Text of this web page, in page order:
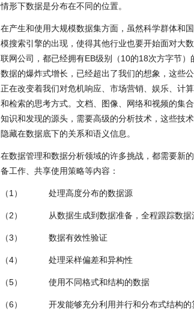
情形下数据是分布在不同的位置。
在产生和使用大规模数据集方面，虽然科学群体和
模搜索引擎的出现，使得其他行业也要开始面对大
联网公司，都已经拥有EB级别（10的18次方字节
数据的爆炸式增长，已经超出了我们的想象，这些
正在改变着我们对危机响应、市场营销、娱乐、计
和检索的思考方式。文档、图像、网络和视频的集
知识和发现的源头，需要高级的分析技术，这些技
隐藏在数据底下的关系和语义信息。
在数据管理和数据分析领域的许多挑战，都需要新
备工作、共享使用策略等内容：
（1） 处理高度分布的数据源
（2） 从数据生成到数据准备，全程跟踪数据
（3） 数据有效性验证
（4） 处理采样偏差和异构性
（5） 使用不同格式和结构的数据
（6） 开发能够充分利用并行和分布式结构的